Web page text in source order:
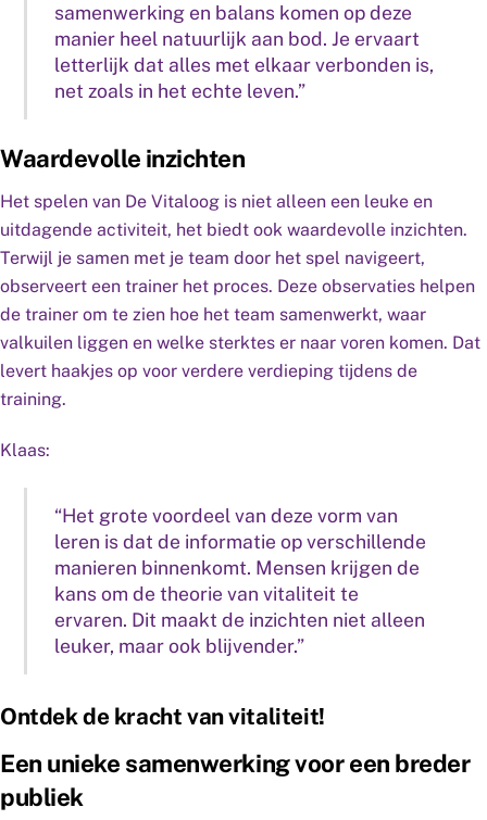
samenwerking en balans komen op deze
manier heel natuurlijk aan bod. Je ervaart
letterlijk dat alles met elkaar verbonden is,
net zoals in het echte leven.”
Waardevolle inzichten
Het spelen van De Vitaloog is niet alleen een leuke en
uitdagende activiteit, het biedt ook waardevolle inzichten.
Terwijl je samen met je team door het spel navigeert,
observeert een trainer het proces. Deze observaties helpen
de trainer om te zien hoe het team samenwerkt, waar
valkuilen liggen en welke sterktes er naar voren komen. Dat
levert haakjes op voor verdere verdieping tijdens de
training.
Klaas:
“Het grote voordeel van deze vorm van
leren is dat de informatie op verschillende
manieren binnenkomt. Mensen krijgen de
kans om de theorie van vitaliteit te
ervaren. Dit maakt de inzichten niet alleen
leuker, maar ook blijvender.”
Ontdek de kracht van vitaliteit!
Een unieke samenwerking voor een breder
publiek